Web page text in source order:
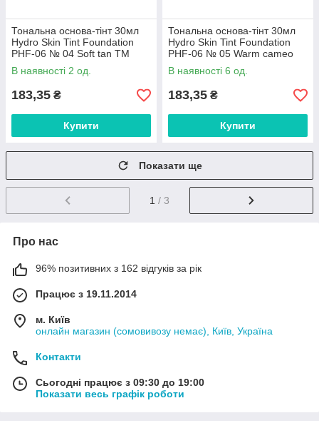
Тональна основа-тінт 30мл
Hydro Skin Tint Foundation
PHF-06 № 04 Soft tan ТМ
PARISA FG
В наявності 2 од.
183,35 ₴
Купити
Тональна основа-тінт 30мл
Hydro Skin Tint Foundation
PHF-06 № 05 Warm cameo
ТМ PARISA FG
В наявності 6 од.
183,35 ₴
Купити
Показати ще
1 / 3
Про нас
96% позитивних з 162 відгуків за рік
Працює з 19.11.2014
м. Київ
онлайн магазин (сомовивозу немає), Київ, Україна
Контакти
Сьогодні працює з 09:30 до 19:00
Показати весь графік роботи